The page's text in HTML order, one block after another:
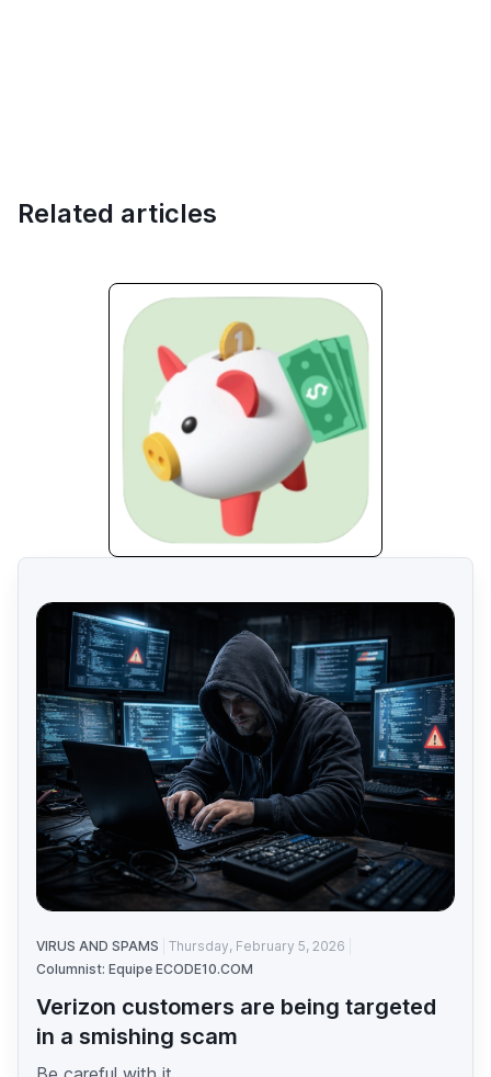
Related articles
VIRUS AND SPAMS
Thursday, February 5, 2026
Columnist: Equipe ECODE10.COM
Verizon customers are being targeted
in a smishing scam